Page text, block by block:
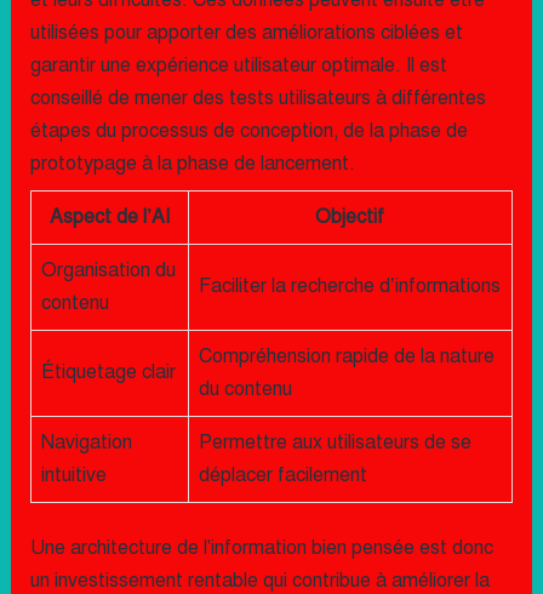
utilisées pour apporter des améliorations ciblées et
garantir une expérience utilisateur optimale. Il est
conseillé de mener des tests utilisateurs à différentes
étapes du processus de conception, de la phase de
prototypage à la phase de lancement.
Aspect de l’AI Objectif
Organisation du
contenu
Faciliter la recherche d’informations
Étiquetage clair
Compréhension rapide de la nature
du contenu
Navigation
intuitive
Permettre aux utilisateurs de se
déplacer facilement
Une architecture de l'information bien pensée est donc
un investissement rentable qui contribue à améliorer la